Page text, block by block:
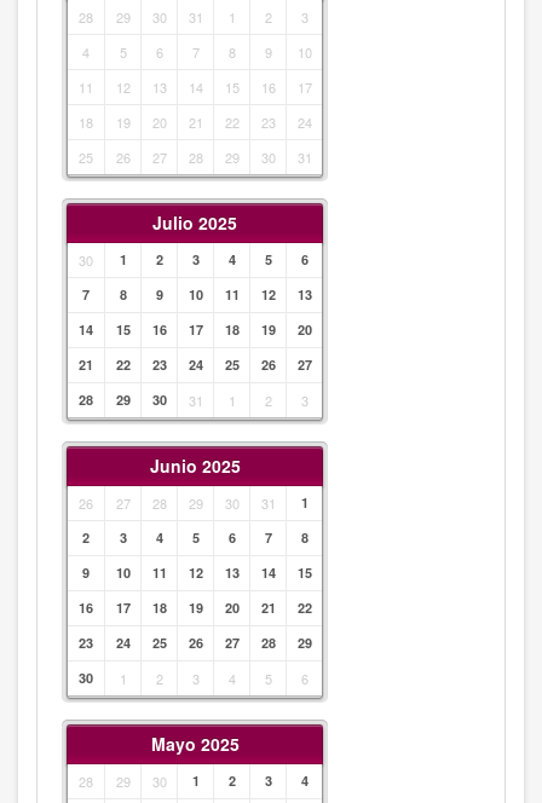
28 29 30 31 1 2
3
4
5 6 7 8 9
10
11
12 13 14 15 16
17
18
19 20 21 22 23
24
25
26 27 28 29 30 31
Julio 2025
30 1 2 3 4 5
6
7
8 9 10 11 12
13
14
15 16 17 18 19
20
21
22 23 24 25 26
27
28
29 30 31 1 2 3
Junio 2025
26 27 28 29 30 31
1
2
3 4 5 6 7
8
9
10 11 12 13 14
15
16
17 18 19 20 21
22
23
24 25 26 27 28
29
30
1 2 3 4 5 6
Mayo 2025
28 29 30 1 2 3 4